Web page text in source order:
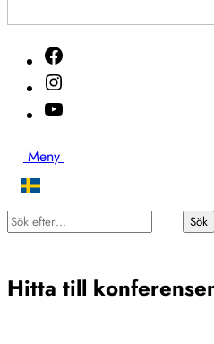
2026
Meny
efter…
Sök
Hitta till